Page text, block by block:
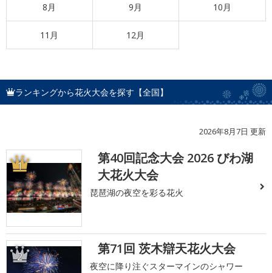
8月 9月 10月
11月 12月
ランキングから花火大会を探す【全国】
2026年8月7日 更新
1
第40回記念大会 2026 びわ湖
大花火大会
琵琶湖の夜空を彩る花火
2 第71回 茨木辯天花火大会
夜空に降り注ぐスターマインのシャワー